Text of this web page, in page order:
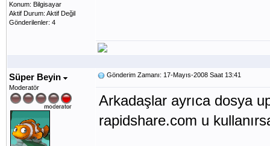
Konum: Bilgisayar
Aktif Durum: Aktif Değil
Gönderilenler: 4
Süper Beyin
Moderatör
Gönderim Zamanı: 17-Mayıs-2008 Saat 13:41
Arkadaşlar ayrıca dosya
rapidshare.com u